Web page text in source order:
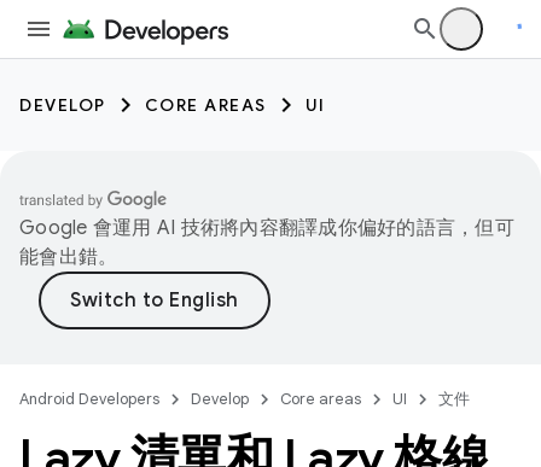
DEVELOP CORE AREAS UI
Google 會運用 AI 技術將內容翻譯成你偏好的語言，但可
能會出錯。
Android Developers Develop Core areas UI 文件